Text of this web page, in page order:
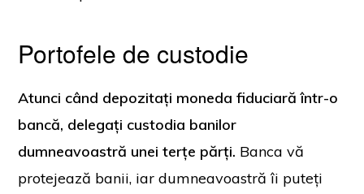
Portofele de custodie
Atunci când depozitați moneda fiduciară într-o
bancă, delegați custodia banilor
dumneavoastră unei terțe părți. Banca vă
protejează banii, iar dumneavoastră îi puteți